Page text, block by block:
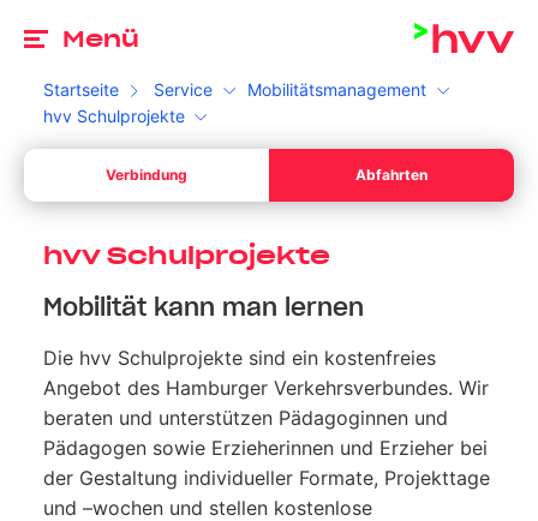
Menü
Startseite Service
Mobilitätsmanagement
hvv Schulprojekte
Verbindung Abfahrten
Dein Ziel *
Bitte wähle ein gültiges Datum aus.
Bitte gib eine Uhrzeit an.
Umschalten zwischen Abfahrt und AnkunftSuchen
hvv Schulprojekte
Mobilität kann man lernen
Die hvv Schulprojekte sind ein kostenfreies
Angebot des Hamburger Verkehrsverbundes. Wir
beraten und unterstützen Pädagoginnen und
Pädagogen sowie Erzieherinnen und Erzieher bei
der Gestaltung individueller Formate, Projekttage
und –wochen und stellen kostenlose